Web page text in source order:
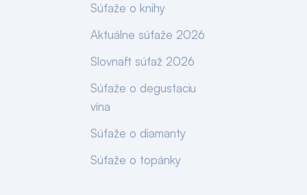
Súťaže o knihy
Aktuálne súťaže 2026
Slovnaft súťaž 2026
Súťaže o degustaciu
vína
Súťaže o diamanty
Súťaže o topánky